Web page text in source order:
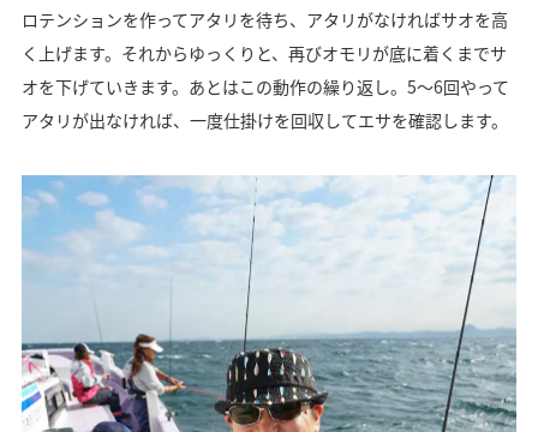
ロテンションを作ってアタリを待ち、アタリがなければサオを高
く上げます。それからゆっくりと、再びオモリが底に着くまでサ
オを下げていきます。あとはこの動作の繰り返し。5～6回やって
アタリが出なければ、一度仕掛けを回収してエサを確認します。